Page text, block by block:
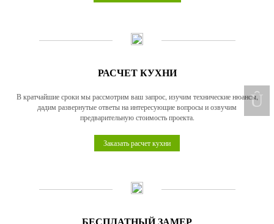
РАСЧЕТ КУХНИ
В кратчайшие сроки мы рассмотрим ваш запрос, изучим технические нюансы,
дадим развернутые ответы на интересующие вопросы и озвучим
предварительную стоимость проекта.
Заказать расчет кухни